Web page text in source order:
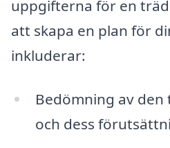
uppgifterna för en
att skapa en plan för
inkluderar:
Bedömning av
och dess